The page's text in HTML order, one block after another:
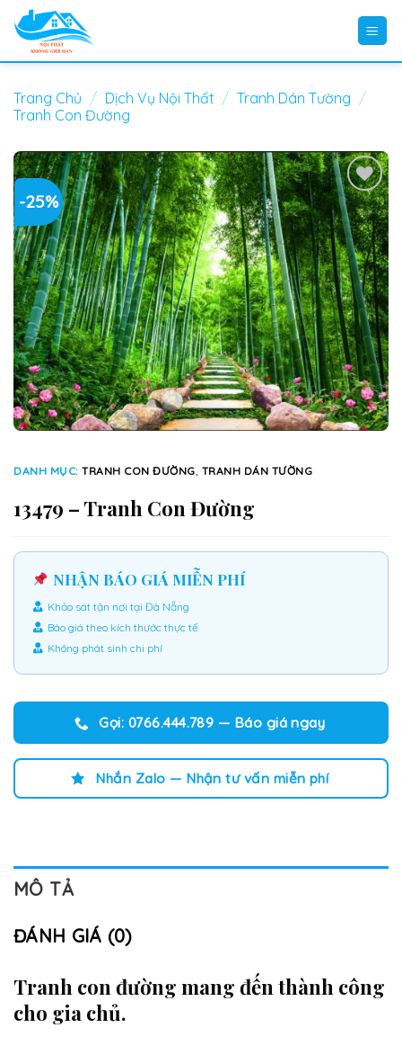
content
Trang Chủ / Dịch Vụ Nội Thất / Tranh Dán Tường /
Tranh Con Đường
-25%
Add to
wishlist
DANH MỤC: TRANH CON ĐƯỜNG, TRANH DÁN TƯỜNG
13479 – Tranh Con Đường
NHẬN BÁO GIÁ MIỄN PHÍ
Khảo sát tận nơi tại Đà Nẵng
Báo giá theo kích thước thực tế
Không phát sinh chi phí
Gọi: 0766.444.789 — Báo giá ngay
Nhắn Zalo — Nhận tư vấn miễn phí
MÔ TẢ
ĐÁNH GIÁ (0)
Tranh con đường mang đến thành công
cho gia chủ.